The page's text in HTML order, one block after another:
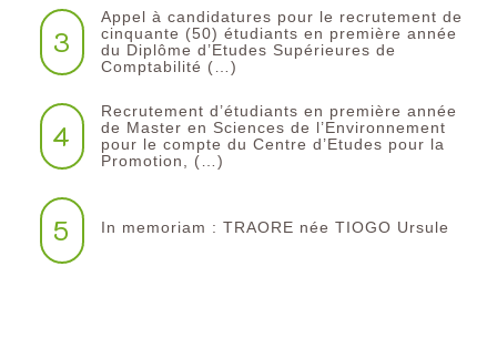
3
Appel à candidatures pour le recrutement de
cinquante (50) étudiants en première année
du Diplôme d’Etudes Supérieures de
Comptabilité (…)
4
Recrutement d’étudiants en première année
de Master en Sciences de l’Environnement
pour le compte du Centre d’Etudes pour la
Promotion, (…)
5 In memoriam : TRAORE née TIOGO Ursule